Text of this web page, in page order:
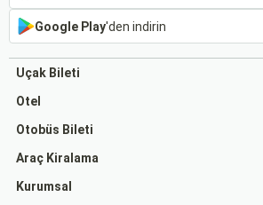
Google Play'den indirin
Uçak Bileti
Otel
Otobüs Bileti
Araç Kiralama
Kurumsal